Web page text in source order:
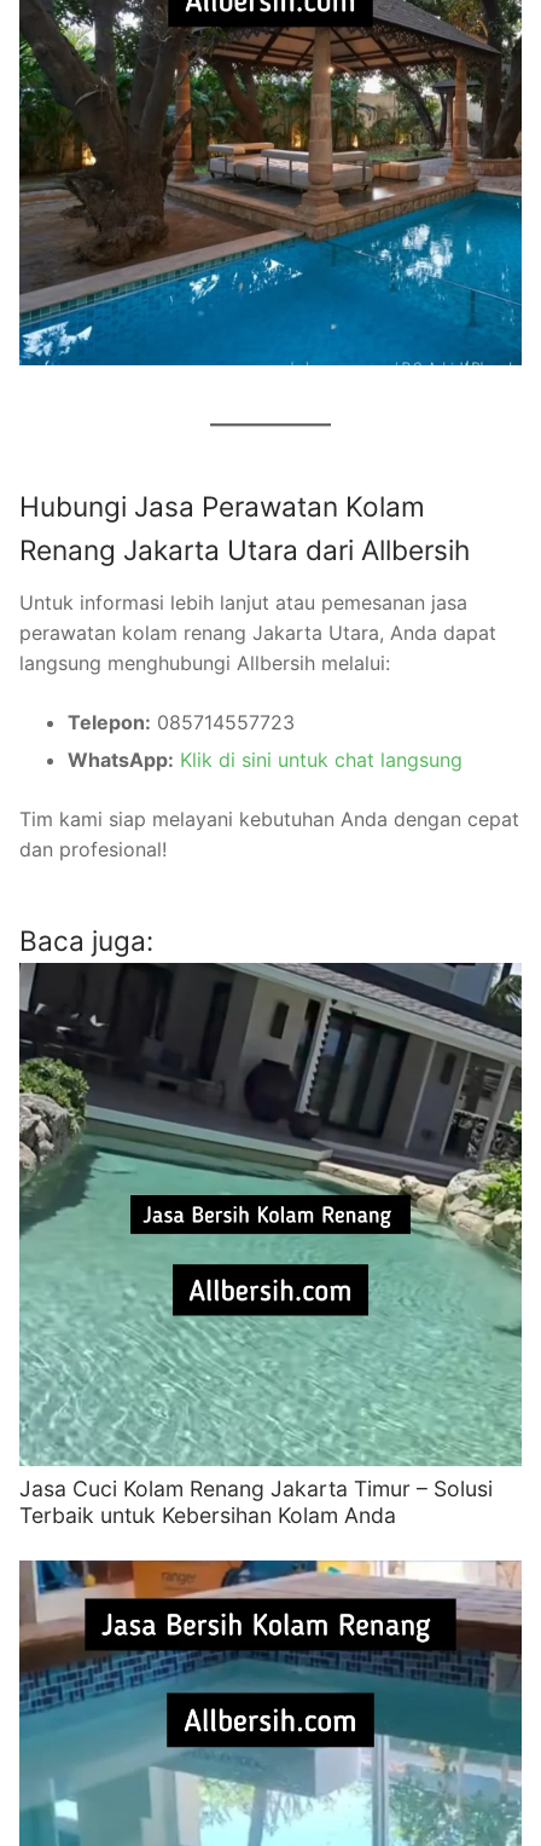
Hubungi Jasa Perawatan Kolam
Renang Jakarta Utara dari Allbersih
Untuk informasi lebih lanjut atau pemesanan jasa
perawatan kolam renang Jakarta Utara, Anda dapat
langsung menghubungi Allbersih melalui:
Telepon: 085714557723
WhatsApp: Klik di sini untuk chat langsung
Tim kami siap melayani kebutuhan Anda dengan cepat
dan profesional!
Baca juga:
Jasa Cuci Kolam Renang Jakarta Timur – Solusi
Terbaik untuk Kebersihan Kolam Anda